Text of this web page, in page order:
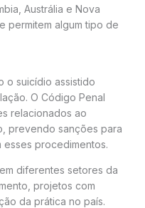
Austrália e Nova
permitem algum tipo de
o suicídio assistido
O Código Penal
relacionados ao
prevendo sanções para
procedimentos.
diferentes setores da
projetos com
da prática no país.